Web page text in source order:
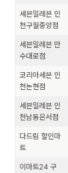
세븐일레븐 인
천구월중앙점
세븐일레븐 만
수대로점
코리아세븐 인
천논현점
세븐일레븐 인
천남동은서점
다드림 할인마
트
이마트24 구